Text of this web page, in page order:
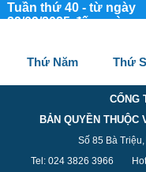
Tuần thứ 40 - từ ngày
29/09/2025 đến ngày
Thứ Năm
Thứ
CỔNG
BẢN QUYỀN THUỘC
Số 85 Bà
Tel: 024 3826 3966